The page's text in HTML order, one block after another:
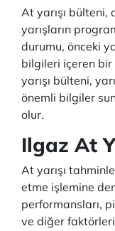
At yarışı bülteni,
yarışların
durumu, önceki
bilgileri içeren
yarışı bülteni,
önemli bilgiler
olur.
Ilgaz At
At yarışı
etme işlemine
performansları,
ve diğer